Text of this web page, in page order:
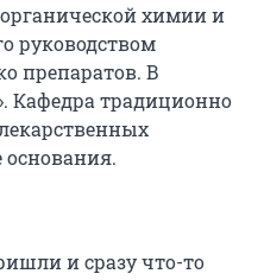
химии и
руководством
препаратов. В
Кафедра традиционно
основания.
и сразу что-то